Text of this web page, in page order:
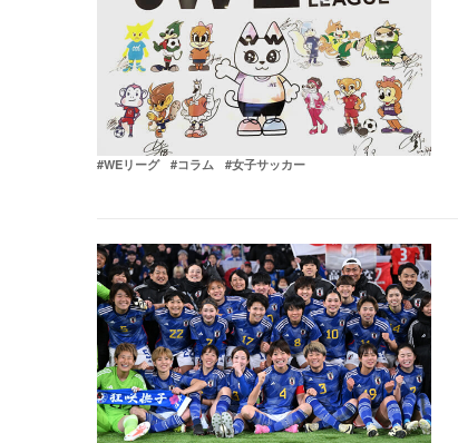
#WEリーグ #コラム #女子サッカー